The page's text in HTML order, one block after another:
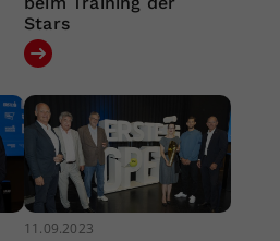
Stars
11.09.2023